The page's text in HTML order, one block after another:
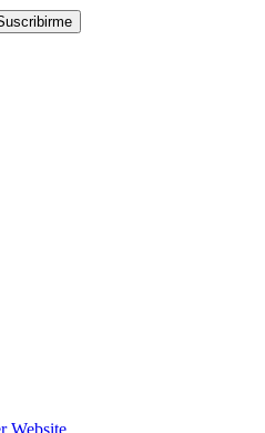
Website